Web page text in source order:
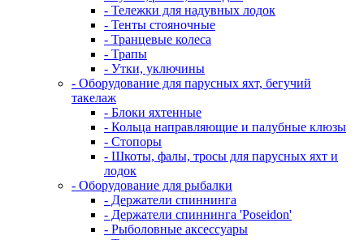
- Тележки для надувных лодок
- Тенты стояночные
- Транцевые колеса
- Трапы
- Утки, уключины
- Оборудование для парусных яхт, бегучий
такелаж
- Блоки яхтенные
- Кольца направляющие и палубные клюзы
- Стопоры
- Шкоты, фалы, тросы для парусных яхт и
лодок
- Оборудование для рыбалки
- Держатели спиннинга
- Держатели спиннинга 'Poseidon'
- Рыболовные аксессуары